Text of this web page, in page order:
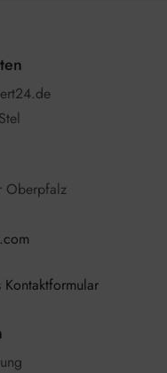
Oberpfalz
Kontaktformular